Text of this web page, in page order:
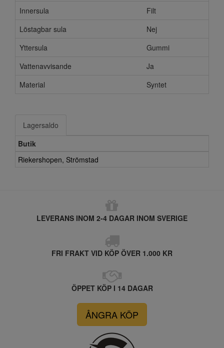
Innersula
Filt
Löstagbar sula
Nej
Yttersula
Gummi
Vattenavvisande
Ja
Material
Syntet
Lagersaldo
Butik
Riekershopen, Strömstad
LEVERANS INOM 2-4 DAGAR INOM SVERIGE
FRI FRAKT VID KÖP ÖVER 1.000 KR
ÖPPET KÖP I 14 DAGAR
ÅNGRA KÖP